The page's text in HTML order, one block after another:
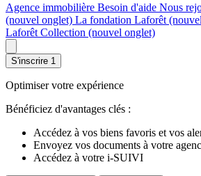
Agence immobilière Besoin d'aide Nous
(nouvel onglet) La fondation Laforêt
Laforêt Collection (nouvel onglet)
S'inscrire 1
Optimiser votre expérience
Bénéficiez d'avantages clés :
Accédez à vos biens favoris et vos
Envoyez vos documents à votre
Accédez à votre i-SUIVI